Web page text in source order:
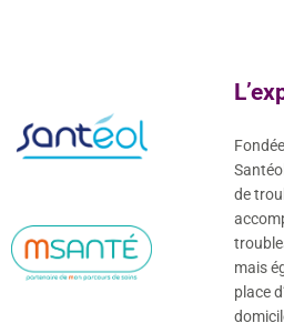
de
mais
place